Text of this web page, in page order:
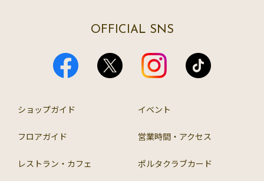
OFFICIAL SNS
ショップガイド イベント
フロアガイド 営業時間・アクセス
レストラン・カフェ ポルタクラブカード